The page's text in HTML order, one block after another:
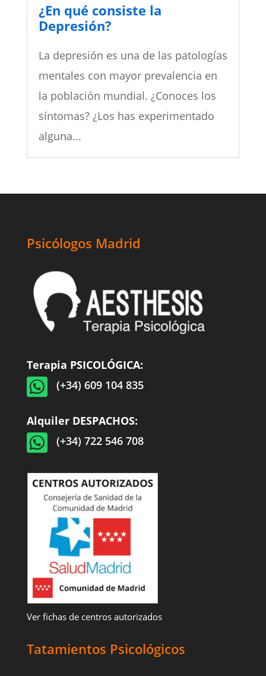
¿En qué consiste la
Depresión?
La depresión es una de las patologías
mentales con mayor prevalencia en
la población mundial. ¿Conoces los
síntomas? ¿Los has experimentado
alguna...
Psicólogos Madrid
Terapia PSICOLÓGICA:
 (+34) 609 104 835
Alquiler DESPACHOS:
 (+34) 722 546 708
Ver fichas de centros autorizados
Tatamientos Psicológicos